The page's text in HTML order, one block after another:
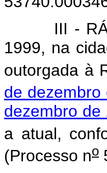
III -
1999, na
outorgada à
de dezembro
dezembro de
a atual,
(Processo no